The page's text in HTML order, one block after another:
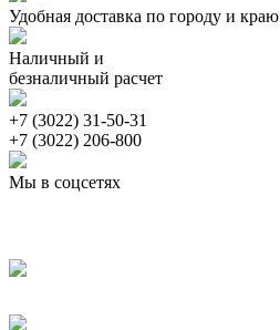
Удобная доставка по городу и краю
Наличный и
безналичный расчет
+7 (3022) 31-50-31
+7 (3022) 206-800
Мы в соцсетях